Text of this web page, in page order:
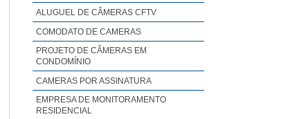
ALUGUEL DE CÂMERAS CFTV
COMODATO DE CAMERAS
PROJETO DE CÂMERAS EM
CONDOMÍNIO
CAMERAS POR ASSINATURA
EMPRESA DE MONITORAMENTO
RESIDENCIAL